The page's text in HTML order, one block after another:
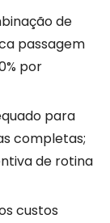
de
passagem
por
para
completas;
de rotina
custos